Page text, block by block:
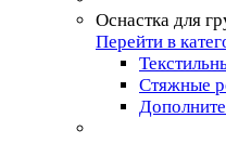
Оснастка для
Перейти в
Стяжные